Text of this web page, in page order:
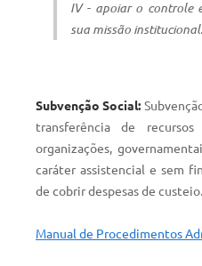
IV - apoiar o controle
sua missão institucional.
Subvenção Social:
transferência de
organizações,
caráter assistencial e sem
de cobrir despesas de custeio.
Manual de Procedimentos